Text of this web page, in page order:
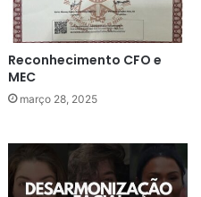
Reconhecimento CFO e
MEC
março 28, 2025